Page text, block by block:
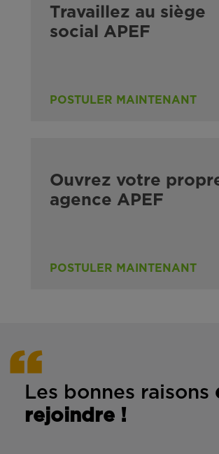
Travaillez au siège
social APEF
POSTULER MAINTENANT
Ouvrez votre
agence APEF
POSTULER MAINTENANT
Les bonnes raisons
rejoindre !